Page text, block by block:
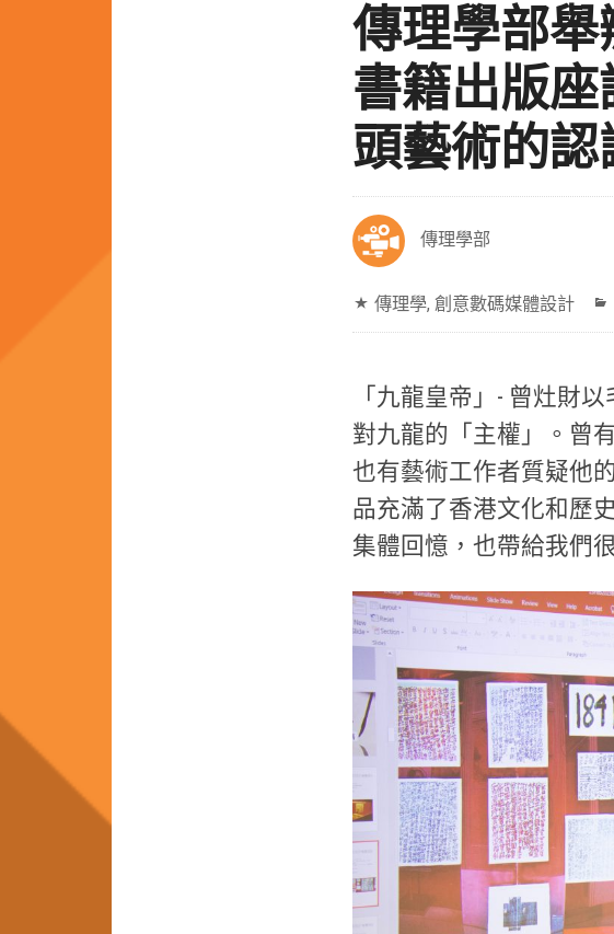
傳理學部
書籍出版
頭藝術的認
傳理學部
傳理學, 創意數碼媒體設計
「九龍皇帝」- 曾灶財
對九龍的「主權」。曾
也有藝術工作者質疑他
品充滿了香港文化和歷
集體回憶，也帶給我們